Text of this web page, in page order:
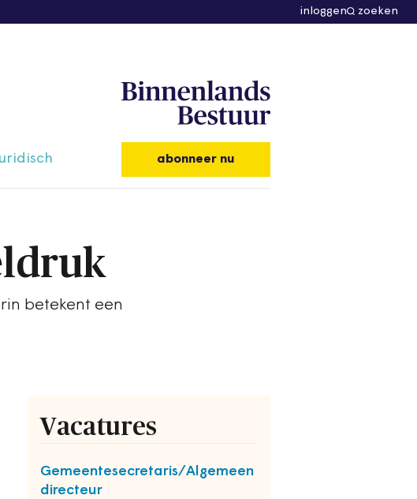
inloggen zoeken
abonneer nu
betekent een
Vacatures
Gemeentesecretaris/Algemeen
directeur